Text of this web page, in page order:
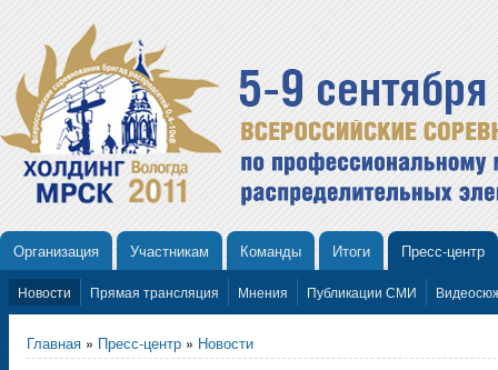
Организация Участникам Команды Итоги Пресс-центр
Новости Прямая трансляция Мнения Публикации СМИ
Главная » Пресс-центр » Новости